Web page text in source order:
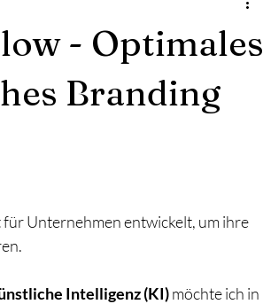
- Optimales
Branding
Unternehmen entwickelt, um ihre
Intelligenz (KI) möchte ich in